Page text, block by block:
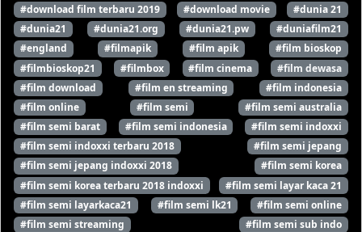
#download film terbaru 2019
#download movie
#dunia 21
#dunia21
#dunia21.org #dunia21.pw
#duniafilm21
#england
#filmapik #film apik
#film bioskop
#filmbioskop21
#filmbox #film cinema
#film dewasa
#film download
#film en streaming
#film indonesia
#film online
#film semi
#film semi australia
#film semi barat
#film semi indonesia
#film semi indoxxi
#film semi indoxxi terbaru 2018
#film semi jepang
#film semi jepang indoxxi 2018
#film semi korea
#film semi korea terbaru 2018 indoxxi
#film semi layar kaca 21
#film semi layarkaca21
#film semi lk21
#film semi online
#film semi streaming
#film semi sub indo